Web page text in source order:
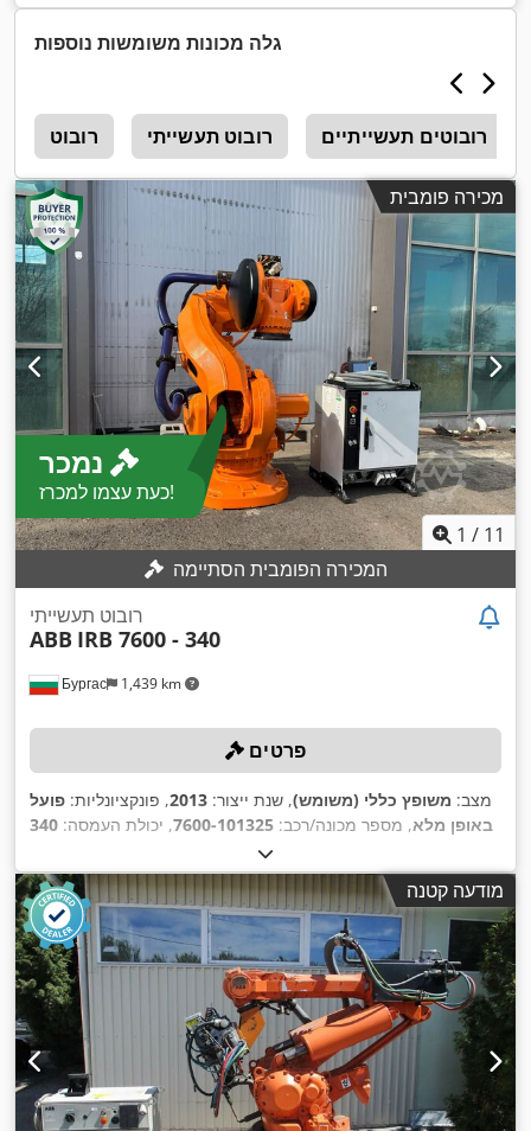
גלה מכונות משומשות נוספות
רובוט רובוט תעשייתי רובוטים תעשייתיים
מכירה פומבית
כעת עצמו למכרז!
1 / 11
המכירה הפומבית הסתיימה
Бургас 1,439 km
רובוט תעשייתי
ABB IRB 7600 - 340
פרטים
מצב: משופץ כללי (משומש), שנת ייצור: 2013, פונקציונליות: פועל
באופן מלא, מספר מכונה/רכב: 7600-101325, יכולת העמסה: 340
, תחום הסיבוב:
חודשים, ציוד:תיעוד / מדריך ,
מודעה קטנה